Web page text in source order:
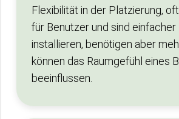
Flexibilität in der Platzierung,
für Benutzer und sind einfacher
installieren, benötigen aber
können das Raumgefühl eines
beeinflussen.